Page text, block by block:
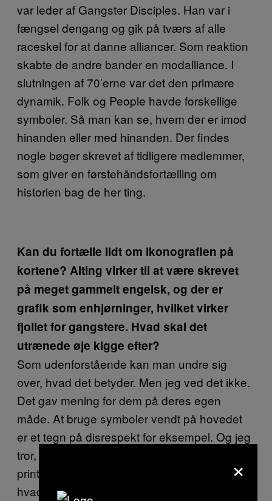
var leder af Gangster Disciples. Han var i
fængsel dengang og gik på tværs af alle
raceskel for at danne alliancer. Som reaktion
skabte de andre bander en modalliance. I
slutningen af 70’erne var det den primære
dynamik. Folk og People havde forskellige
symboler. Så man kan se, hvem der er imod
hinanden eller med hinanden. Der findes
nogle bøger skrevet af tidligere medlemmer,
som giver en førstehåndsfortælling om
historien bag de her ting.
Kan du fortælle lidt om ikonografien på
kortene? Alting virker til at være skrevet
på meget gammelt engelsk, og der er
grafik som enhjørninger, hvilket virker
fjollet for gangstere. Hvad skal det
utrænede øje kigge efter?
Som udenforstående kan man undre sig
over, hvad det betyder. Men jeg ved det ikke.
Det gav mening for dem på deres egen
måde. At bruge symboler vendt på hovedet
er et tegn på disrespekt for eksempel. Og jeg
tror, meget af det var stock-grafik, som
printeren måske havde indkodet. De brugte,
hvad de havde ved hånden og det, de kunne
×